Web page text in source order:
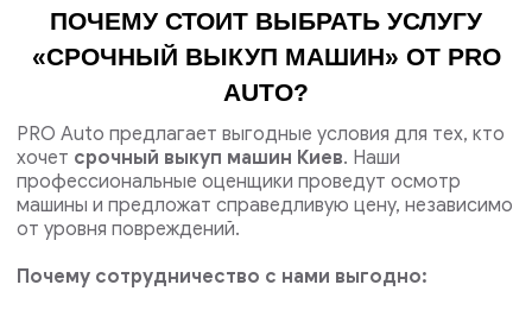
ПОЧЕМУ СТОИТ ВЫБРАТЬ УСЛУГУ
«СРОЧНЫЙ ВЫКУП МАШИН» ОТ PRO
AUTO?
PRO Auto предлагает выгодные условия для тех, кто
хочет срочный выкуп машин Киев. Наши
профессиональные оценщики проведут осмотр
машины и предложат справедливую цену, независимо
от уровня повреждений.
Почему сотрудничество с нами выгодно: